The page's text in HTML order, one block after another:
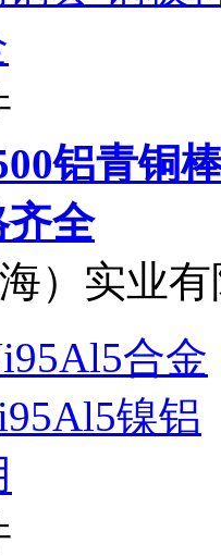
铝青铜
全
）实业